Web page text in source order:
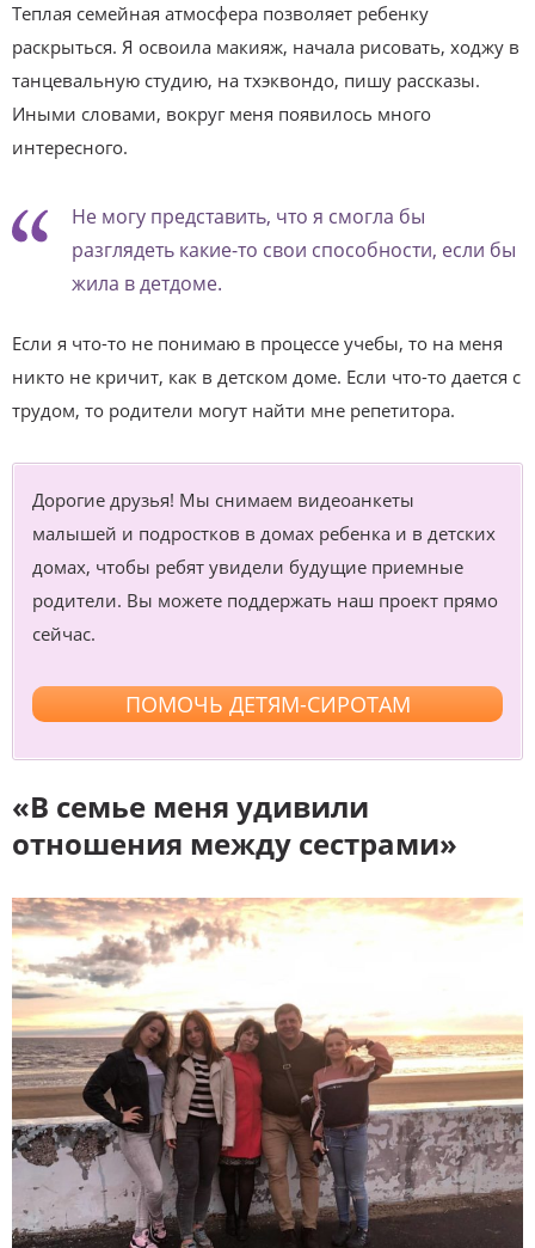
Теплая семейная атмосфера позволяет ребенку
раскрыться. Я освоила макияж, начала рисовать, ходжу в
танцевальную студию, на тхэквондо, пишу рассказы.
Иными словами, вокруг меня появилось много
интересного.
Не могу представить, что я смогла бы
разглядеть какие-то свои способности, если бы
жила в детдоме.
Если я что-то не понимаю в процессе учебы, то на меня
никто не кричит, как в детском доме. Если что-то дается с
трудом, то родители могут найти мне репетитора.
Дорогие друзья! Мы снимаем видеоанкеты
малышей и подростков в домах ребенка и в детских
домах, чтобы ребят увидели будущие приемные
родители. Вы можете поддержать наш проект прямо
сейчас.
ПОМОЧЬ ДЕТЯМ-СИРОТАМ
«В семье меня удивили
отношения между сестрами»